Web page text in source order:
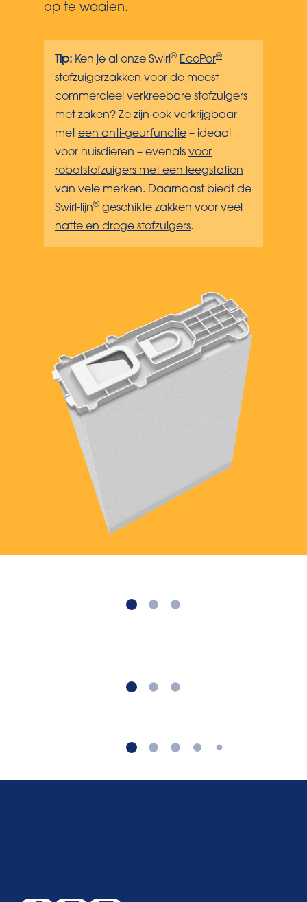
op te waaien.
Tip: Ken je al onze Swirl ® EcoPor®
stofzuigerzakken voor de meest
commercieel verkreebare stofzuigers
met zaken? Ze zijn ook verkrijgbaar
meteen anti-geurfunctie – ideaal
voor huisdieren – evenals voor
robotstofzuigers met een leegstation
van vele merken. Daarnaast biedt de
Swirl-lijn® geschikte zakken voor veel
natte en droge stofzuigers.